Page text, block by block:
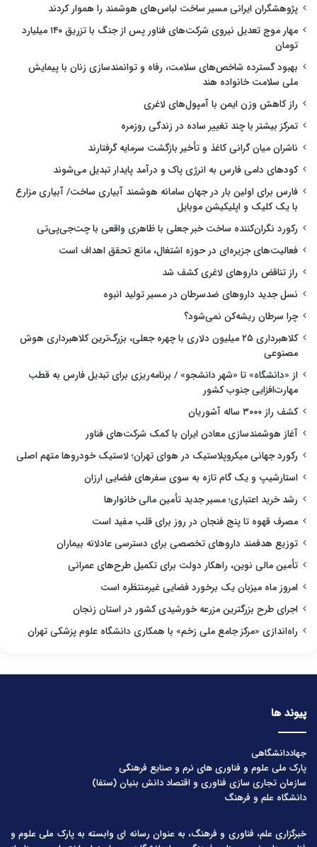
پژوهشگران ایرانی مسیر ساخت لباس‌های هوشمند را هموار کردند
مهار موج تعدیل نیروی شرکت‌های فناور پس از جنگ با تزریق ۱۴۰ میلیارد
تومان
بهبود گسترده شاخص‌های سلامت، رفاه و توانمندسازی زنان با پیمایش
ملی سلامت خانواده هند
راز کاهش وزن ایمن با آمپول‌های لاغری
تمرکز بیشتر با چند تغییر ساده در زندگی روزمره
ناشران میان گرانی کاغذ و تأخیر بازگشت سرمایه گرفتارند
کودهای دامی فارس به انرژی پاک و درآمد پایدار تبدیل می‌شوند
فارس برای اولین بار در جهان سامانه هوشمند آبیاری ساخت/ آبیاری مزارع
با یک کلیک و اپلیکیشن موبایل
رکورد نگران‌کننده ساخت خبر جعلی با ظاهری واقعی با چت‌جی‌پی‌تی
فعالیت‌های جزیره‌ای در حوزه اشتغال، مانع تحقق اهداف است
راز تناقض داروهای لاغری کشف شد
نسل جدید داروهای ضدسرطان در مسیر تولید انبوه
چرا سرطان ریشه‌کن نمی‌شود؟
کلاهبرداری ۲۵ میلیون دلاری با چهره جعلی، بزرگ‌ترین کلاهبرداری هوش
مصنوعی
از «دانشگاه» تا «شهر دانشجو» / برنامه‌ریزی برای تبدیل فارس به قطب
مهارت‌افزایی جنوب کشور
کشف راز ۳۰۰۰ ساله آشوریان
آغاز هوشمندسازی معادن ایران با کمک شرکت‌های فناور
رکورد جهانی میکروپلاستیک در هوای تهران؛ لاستیک خودروها متهم اصلی
استارشیپ و یک گام تازه به سوی سفرهای فضایی ارزان
رشد خرید اعتباری؛ مسیر جدید تأمین مالی خانوارها
مصرف قهوه تا پنج فنجان در روز برای قلب مفید است
توزیع هدفمند داروهای تخصصی برای دسترسی عادلانه بیماران
تأمین مالی نوین، راهکار دولت برای تکمیل طرح‌های عمرانی
امروز ماه میزبان یک برخورد فضایی غیرمنتظره است
اجرای طرح بزرگترین مزرعه خورشیدی کشور در استان زنجان
راه‌اندازی «مرکز جامع ملی زخم» با همکاری دانشگاه علوم پزشکی تهران
پیوند ها
جهاددانشگاهی
پارک ملی علوم و فناوری های نرم و صنایع فرهنگی
سازمان تجاری سازی فناوری و اقتصاد دانش بنیان (ستفا)
دانشگاه علم و فرهنگ
خبرگزاری علم، فناوری و فرهنگ، به عنوان رسانه ای وابسته به پارک ملی علوم و